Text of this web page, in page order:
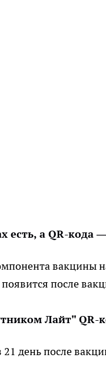
есть, а QR-кода
вакцины
появится после
Лайт" QR-
21 день после